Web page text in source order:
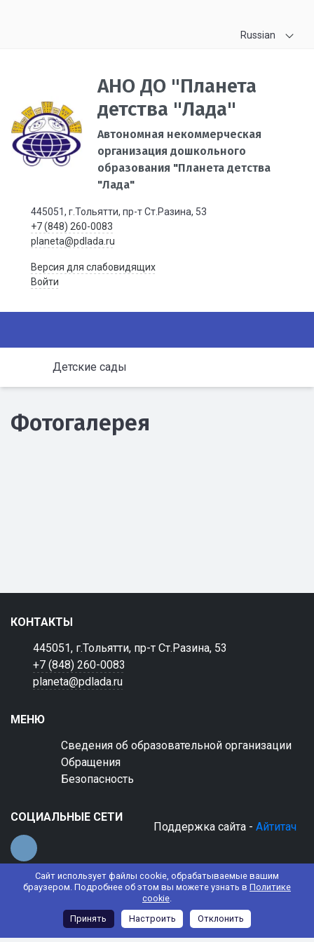
Сайт использует файлы cookie, обрабатываемые вашим
браузером. Подробнее об этом вы можете узнать в Политике
cookie.
Принять
Настроить Отклонить
Russian
АНО ДО "Планета
детства "Лада"
Автономная некоммерческая
организация дошкольного
образования "Планета детства
"Лада"
445051, г.Тольятти, пр-т Ст.Разина, 53
+7 (848) 260-0083
planeta@pdlada.ru
Версия для слабовидящих
Войти
Детские сады
Фотогалерея
КОНТАКТЫ
445051, г.Тольятти, пр-т Ст.Разина, 53
+7 (848) 260-0083
planeta@pdlada.ru
МЕНЮ
Сведения об образовательной организации
Обращения
Безопасность
СОЦИАЛЬНЫЕ СЕТИ
Поддержка сайта - Айтитач
© 2022 АНО ДО "Планета детства "Лада"